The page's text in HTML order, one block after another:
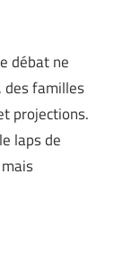
débat ne
des familles
projections.
laps de